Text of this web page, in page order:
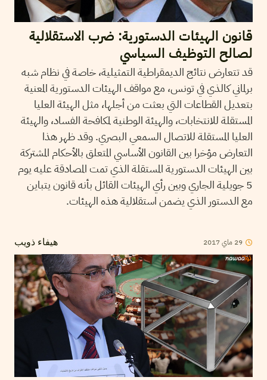
قانون الهيئات الدستورية: ضرب الاستقلالية
لصالح التوظيف السياسي
قد تتعارض نتائج الديمقراطية التمثيلية، خاصة في نظام شبه
برلماني كالذي في تونس، مع مواقف الهيئات الدستورية المعنية
بتعديل القطاعات التي بعثت من أجلها، مثل الهيئة العليا
المستقلة للانتخابات، والهيئة الوطنية لمكافحة الفساد، والهيئة
العليا المستقلة للاتصال السمعي البصري. وقد ظهر هذا
التعارض مؤخرا بين القانون الأساسي المتعلق بالأحكام المشتركة
بين الهيئات الدستورية المستقلة الذي تمت المصادقة عليه يوم
5 جويلية الجاري وبين رأي الهيئات القائل بأنه قانون يتباين
مع الدستور الذي يضمن استقلالية هذه الهيئات.
هيفاء ذويب 29 ماي2017